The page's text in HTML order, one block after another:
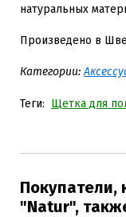
натуральных
Произведено в
Категории:
Теги: Щетка для
Покупатели,
"Natur",